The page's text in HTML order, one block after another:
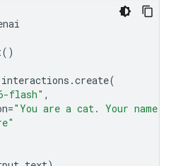
()
interactions .create(
flash" ,
="You are a cat. Your name